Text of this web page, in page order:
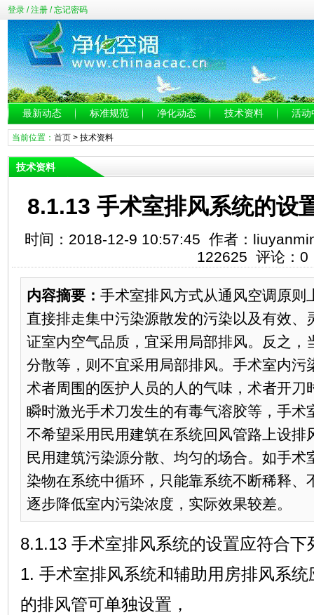
登录/注册/忘记密码
最新动态 标准规范 净化动态 技术资料 活动
当前位置： 首页> 技术资料
技术资料
8.1.13 手术室排风系统的设
时间：2018-12-9 10:57:45 作者：
122625 评论：0
内容摘要： 手术室排风方式从通风空调原则
直接排走集中污染源散发的污染以及有效、
证室内空气品质，宜采用局部排风。反之，
分散等，则不宜采用局部排风。手术室内污
术者周围的医护人员的人的气味，术者开刀
瞬时激光手术刀发生的有毒气溶胶等，手术
不希望采用民用建筑在系统回风管路上设排
民用建筑污染源分散、均匀的场合。如手术
染物在系统中循环，只能靠系统不断稀释、
逐步降低室内污染浓度，实际效果较差。
8.1.13 手术室排风系统的设置应符合下
1. 手术室排风系统和辅助用房排风系
的排风管可单独设置，